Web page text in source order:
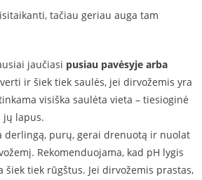
tačiau geriau auga tam
jaučiasi pusiau pavėsyje arba
ir šiek tiek saulės, jei dirvožemis yra
visiška saulėta vieta – tiesioginė
jų lapus.
derlingą, purų, gerai drenuotą ir nuolat
Rekomenduojama, kad pH lygis
tiek rūgštus. Jei dirvožemis prastas,